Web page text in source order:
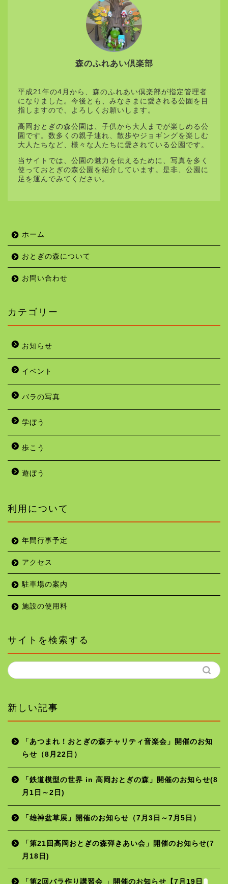
森のふれあい倶楽部
平成21年の4月から、森のふれあい倶楽部が指定管理者
になりました。今後とも、みなさまに愛される公園を目
指しますので、よろしくお願いします。
高岡おとぎの森公園は、子供から大人までが楽しめる公
園です。数多くの親子連れ、散歩やジョギングを楽しむ
大人たちなど、様々な人たちに愛されている公園です。
当サイトでは、公園の魅力を伝えるために、写真を多く
使っておとぎの森公園を紹介しています。是非、公園に
足を運んでみてください。
ホーム
おとぎの森について
お問い合わせ
カテゴリー
お知らせ
イベント
バラの写真
学ぼう
歩こう
遊ぼう
利用について
年間行事予定
アクセス
駐車場の案内
施設の使用料
サイトを検索する
新しい記事
「あつまれ！おとぎの森チャリティ音楽会」開催のお知
らせ（8月22日）
「鉄道模型の世界 in 高岡おとぎの森」開催のお知らせ(8
月1日～2日)
「雄神盆草展」開催のお知らせ（7月3日～7月5日）
「第21回高岡おとぎの森弾きあい会」開催のお知らせ(7
月18日)
「第2回バラ作り講習会 」開催のお知らせ【7月19日
ホーム
年間行事予定
施設の使用料